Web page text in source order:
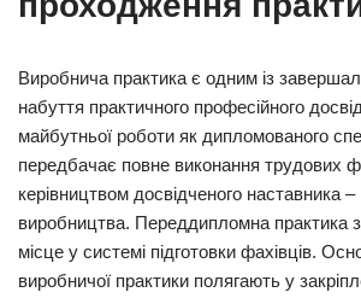
Виробнича практика є одним із
набуття практичного професійного
майбутньої роботи як дипломованого
передбачає повне виконання трудових
керівництвом досвідченого наставника –
виробництва. Переддипломна практика
місце у системі підготовки фахівців.
виробничої практики полягають у